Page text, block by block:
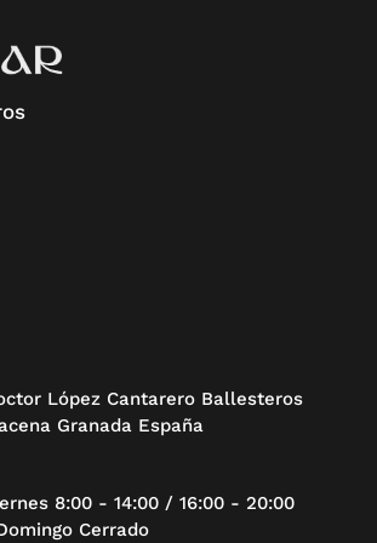
López Cantarero Ballesteros
Granada España
8:00 - 14:00 / 16:00 - 20:00
Cerrado